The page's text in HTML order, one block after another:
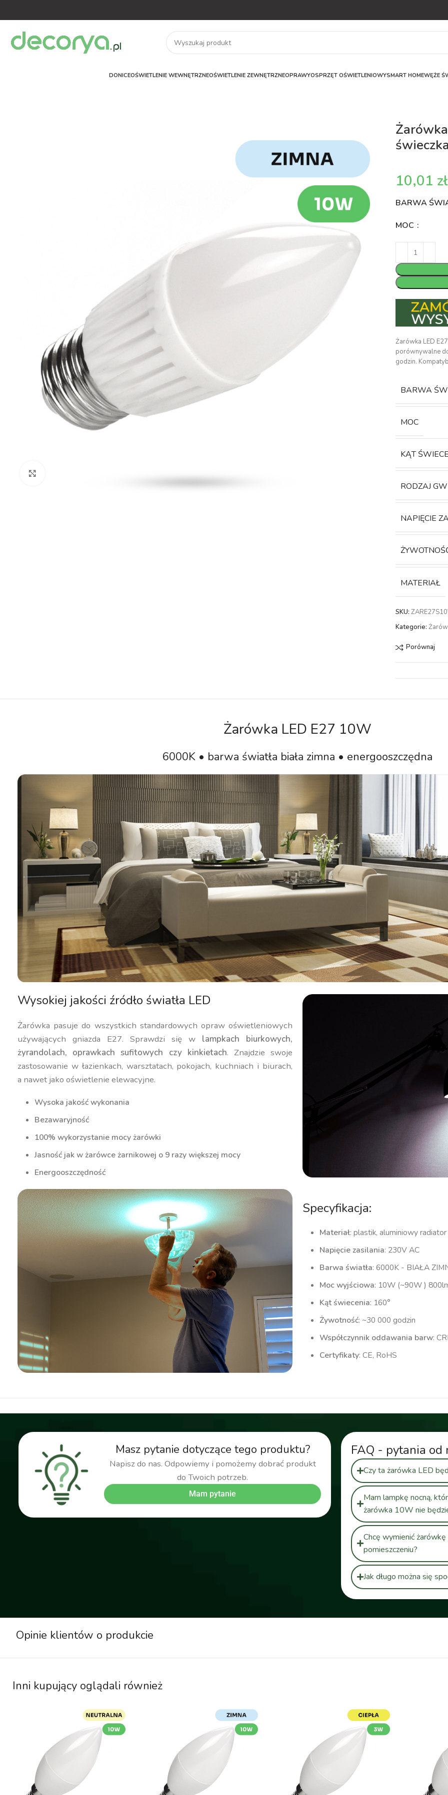
DONICEOŚWIETLENIE WEWNĘTRZNEOŚWIETLENIE ZEWNĘTRZNEOPRAWYOSPRZĘT OŚWIETLENIOWYSMART HOMEWĘŻE
świeczka
zł
BARWA
MOC
Żarówka LED
porównywalne
godzin.
BARWA
MOC
KĄT
RODZAJ
NAPIĘCIE
MATERIAŁ
SKU:
Kategorie:
Porównaj
Żarówka LED E27 10W
6000K • barwa światła biała zimna • energooszczędna
Wysokiej jakości źródło światła LED
Żarówka pasuje do wszystkich standardowych opraw oświetleniowych
używających gniazda E27. Sprawdzi się w lampkach biurkowych,
żyrandolach, oprawkach sufitowych czy kinkietach. Znajdzie swoje
zastosowanie w łazienkach, warsztatach, pokojach, kuchniach i biurach,
a nawet jako oświetlenie elewacyjne.
Wysoka jakość wykonania
Bezawaryjność
100% wykorzystanie mocy żarówki
Jasność jak w żarówce żarnikowej o 9 razy większej mocy
Energooszczędność
Specyfikacja:
Materiał: plastik, aluminiowy
Napięcie zasilania: 230V AC
Barwa światła: 6000K - BIAŁA
Moc wyjściowa: 10W (~90W )
Kąt świecenia: 160°
Żywotność: ~30 000 godzin
Współczynnik oddawania barw:
Certyfikaty: CE, RoHS
Masz pytanie dotyczące tego produktu?
Napisz do nas. Odpowiemy i pomożemy dobrać produkt
do Twoich potrzeb.
Mam pytanie
FAQ - pytania
Czy ta żarówka LED
Mam lampkę nocną,
żarówka 10W nie
Chcę wymienić
pomieszczeniu?
Jak długo można się
Opinie klientów o produkcie
Inni kupujący oglądali również